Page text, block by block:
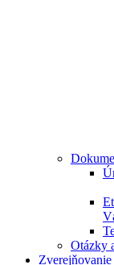
Otázky
Zverejňovanie